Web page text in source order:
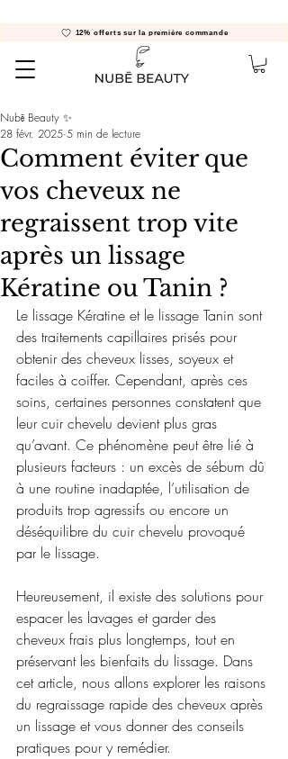
12% offerts sur la première commande
Comment éviter que
vos cheveux ne
regraissent trop vite
après un lissage
Kératine ou Tanin ?
Nubē Beauty ✨
28 févr. 2025 5 min de lecture
Le lissage Kératine et le lissage Tanin sont
des traitements capillaires prisés pour
obtenir des cheveux lisses, soyeux et
faciles à coiffer. Cependant, après ces
soins, certaines personnes constatent que
leur cuir chevelu devient plus gras
qu’avant. Ce phénomène peut être lié à
plusieurs facteurs : un excès de sébum dû
à une routine inadaptée, l’utilisation de
produits trop agressifs ou encore un
déséquilibre du cuir chevelu provoqué
par le lissage.
Heureusement, il existe des solutions pour
espacer les lavages et garder des
cheveux frais plus longtemps, tout en
préservant les bienfaits du lissage. Dans
cet article, nous allons explorer les raisons
du regraissage rapide des cheveux après
un lissage et vous donner des conseils
pratiques pour y remédier.